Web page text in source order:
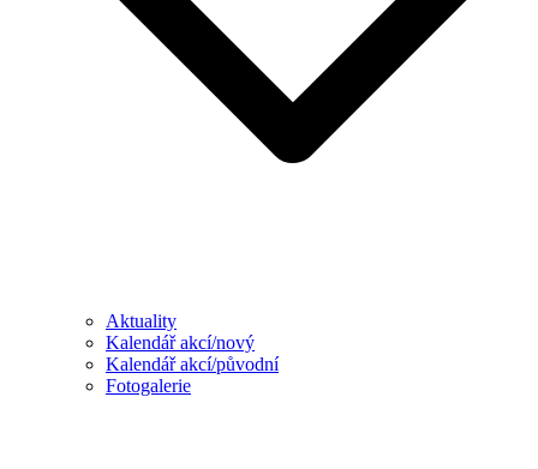
Aktuality
Kalendář akcí/nový
Kalendář akcí/původní
Fotogalerie